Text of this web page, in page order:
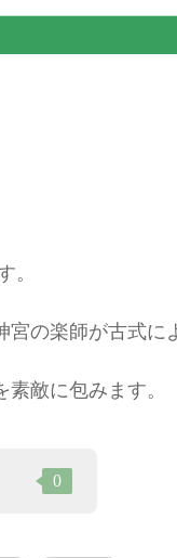
。
の楽師が古式に
敵に包みます。
0